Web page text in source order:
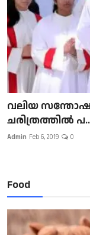
വലിയ
ചരിത്രത്തിൽ
Admin Feb 6, 2019 0
Food